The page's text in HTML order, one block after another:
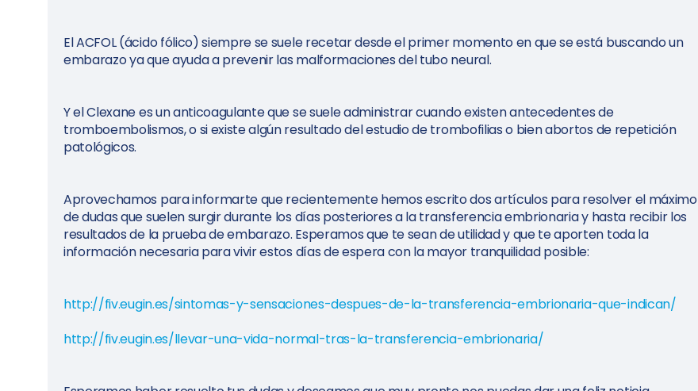
El ACFOL (ácido fólico) siempre se suele recetar desde el primer momento en que se está buscando un
embarazo ya que ayuda a prevenir las malformaciones del tubo neural.
Y el Clexane es un anticoagulante que se suele administrar cuando existen antecedentes de
tromboembolismos, o si existe algún resultado del estudio de trombofilias o bien abortos de repetición
patológicos.
Aprovechamos para informarte que recientemente hemos escrito dos artículos para resolver el máximo
de dudas que suelen surgir durante los días posteriores a la transferencia embrionaria y hasta recibir los
resultados de la prueba de embarazo. Esperamos que te sean de utilidad y que te aporten toda la
información necesaria para vivir estos días de espera con la mayor tranquilidad posible:
http://fiv.eugin.es/sintomas-y-sensaciones-despues-de-la-transferencia-embrionaria-que-indican/
http://fiv.eugin.es/llevar-una-vida-normal-tras-la-transferencia-embrionaria/